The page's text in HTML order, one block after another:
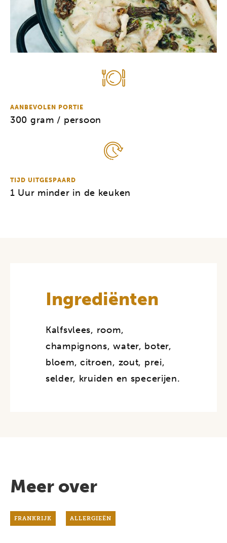
AANBEVOLEN PORTIE
300 gram / persoon
TIJD UITGESPAARD
1 Uur minder in de keuken
Ingrediënten
Kalfsvlees, room,
champignons, water, boter,
bloem, citroen, zout, prei,
selder, kruiden en specerijen.
Meer over
FRANKRIJK ALLERGIEËN